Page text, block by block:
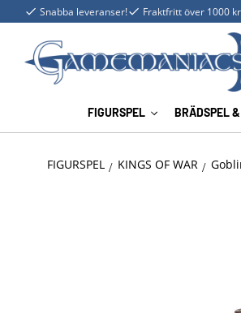
Snabba leveranser! Fraktfritt över 1000 kr
FIGURSPEL BRÄDSPEL
FIGURSPEL KINGS OF WAR